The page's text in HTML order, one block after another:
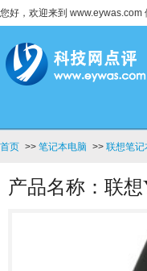
您好，欢迎来到 www.eywas.com
首页 >> 笔记本电脑 >> 联想笔记
产品名称：联想